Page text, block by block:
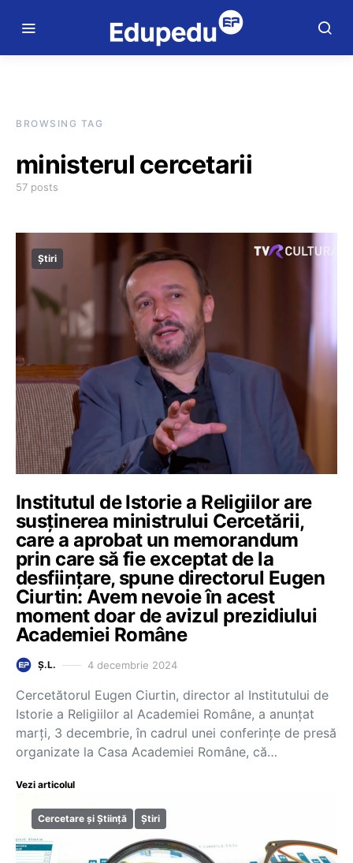
BROWSING TAG
ministerul cercetarii
57 posts
Știri
Institutul de Istorie a Religiilor are
susținerea ministrului Cercetării,
care a aprobat un memorandum
prin care să fie exceptat de la
desființare, spune directorul Eugen
Ciurtin: Avem nevoie în acest
moment doar de avizul prezidiului
Academiei Române
Ș.L. 4 decembrie 2024
Cercetătorul Eugen Ciurtin, director al Institutului de
Istorie a Religiilor al Academiei Române, a anunțat
marți, 3 decembrie, în cadrul unei conferințe de presă
organizate la Casa Academiei Române, că…
Vezi articolul
Cercetare și Știință Știri